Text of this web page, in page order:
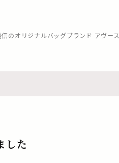
信のオリジナルバッグブランド アヴース
した